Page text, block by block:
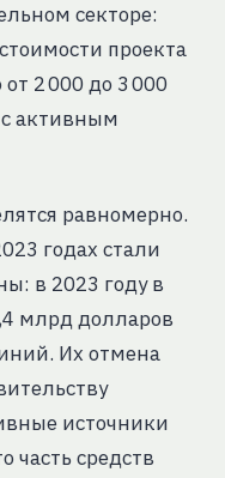
секторе:
проекта
2 000 до 3 000
активным
равномерно.
годах стали
в 2023 году в
млрд долларов
Их отмена
источники
часть средств